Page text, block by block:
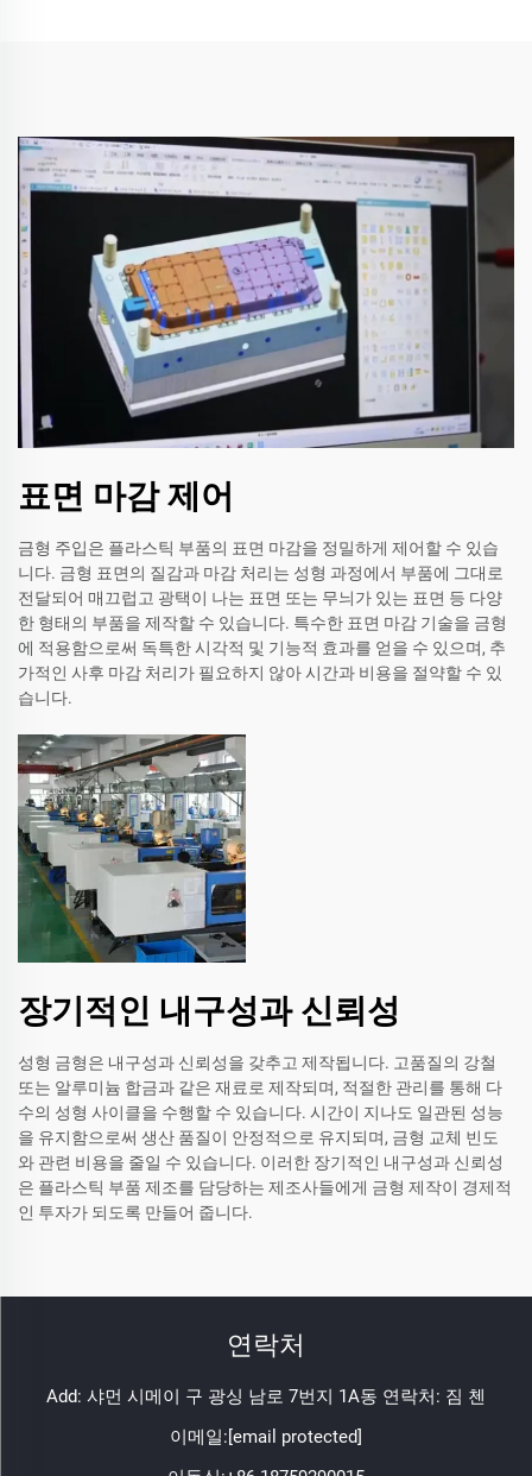
표면 마감 제어
금형 주입은 플라스틱 부품의 표면 마감을 정밀하게 제어할 수 있습
니다. 금형 표면의 질감과 마감 처리는 성형 과정에서 부품에 그대로
전달되어 매끄럽고 광택이 나는 표면 또는 무늬가 있는 표면 등 다양
한 형태의 부품을 제작할 수 있습니다. 특수한 표면 마감 기술을 금형
에 적용함으로써 독특한 시각적 및 기능적 효과를 얻을 수 있으며, 추
가적인 사후 마감 처리가 필요하지 않아 시간과 비용을 절약할 수 있
습니다.
장기적인 내구성과 신뢰성
성형 금형은 내구성과 신뢰성을 갖추고 제작됩니다. 고품질의 강철
또는 알루미늄 합금과 같은 재료로 제작되며, 적절한 관리를 통해 다
수의 성형 사이클을 수행할 수 있습니다. 시간이 지나도 일관된 성능
을 유지함으로써 생산 품질이 안정적으로 유지되며, 금형 교체 빈도
와 관련 비용을 줄일 수 있습니다. 이러한 장기적인 내구성과 신뢰성
은 플라스틱 부품 제조를 담당하는 제조사들에게 금형 제작이 경제적
인 투자가 되도록 만들어 줍니다.
연락처
Add: 샤먼 시메이 구 광싱 남로 7번지 1A동 연락처: 짐 첸
이메일:[email protected]